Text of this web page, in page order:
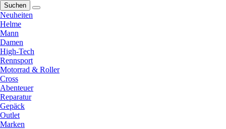
Suchen
Neuheiten
Helme
Mann
Damen
High-Tech
Rennsport
Motorrad & Roller
Cross
Abenteuer
Reparatur
Gepäck
Outlet
Marken